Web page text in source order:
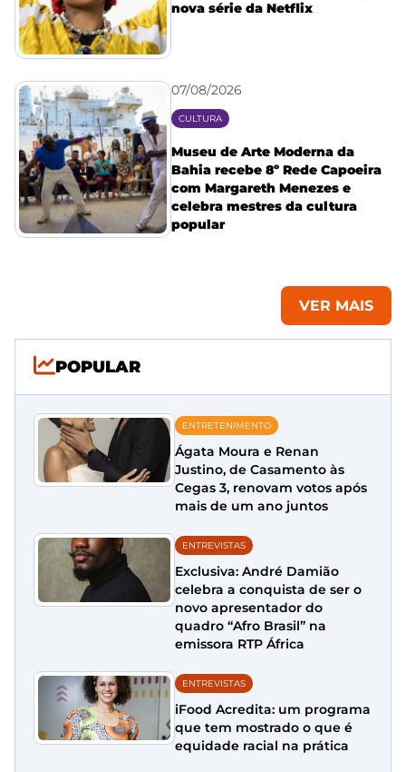
nova série da Netflix
07/08/2026
CULTURA
Museu de Arte Moderna da
Bahia recebe 8º Rede Capoeira
com Margareth Menezes e
celebra mestres da cultura
popular
VER MAIS
POPULAR
ENTRETENIMENTO
Ágata Moura e Renan
Justino, de Casamento às
Cegas 3, renovam votos após
mais de um ano juntos
ENTREVISTAS
Exclusiva: André Damião
celebra a conquista de ser o
novo apresentador do
quadro “Afro Brasil” na
emissora RTP África
ENTREVISTAS
iFood Acredita: um programa
que tem mostrado o que é
equidade racial na prática